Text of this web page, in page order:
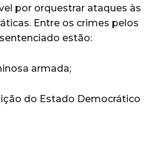
por orquestrar ataques às
Entre os crimes pelos
estão:
armada;
do Estado Democrático